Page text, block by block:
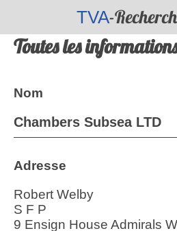
TVA-
Toutes les
Nom
Chambers Subsea LTD
Adresse
Robert Welby
S F P
9 Ensign House Admirals